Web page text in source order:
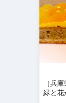
［兵
緑と花